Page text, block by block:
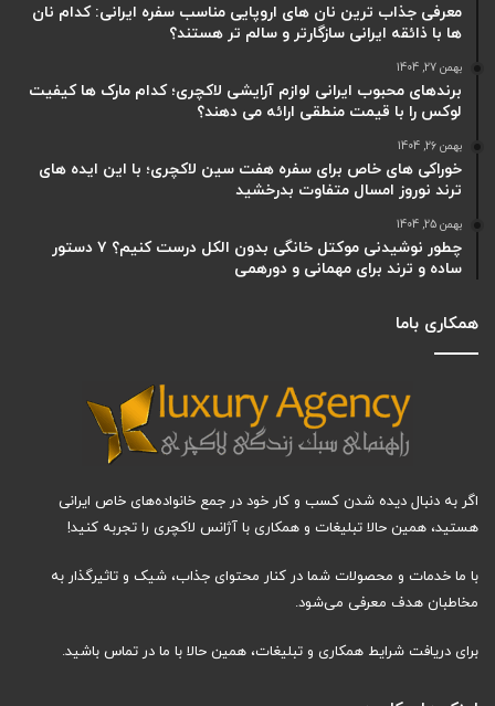
معرفی جذاب ترین نان های اروپایی مناسب سفره ایرانی: کدام نان
ها با ذائقه ایرانی سازگارتر و سالم تر هستند؟
بهمن 27, 1404
برندهای محبوب ایرانی لوازم آرایشی لاکچری؛ کدام مارک ها کیفیت
لوکس را با قیمت منطقی ارائه می دهند؟
بهمن 26, 1404
خوراکی های خاص برای سفره هفت سین لاکچری؛ با این ایده های
ترند نوروز امسال متفاوت بدرخشید
بهمن 25, 1404
چطور نوشیدنی موکتل خانگی بدون الکل درست کنیم؟ ۷ دستور
ساده و ترند برای مهمانی و دورهمی
همکاری باما
اگر به دنبال دیده شدن کسب و کار خود در جمع خانواده‌های خاص ایرانی
هستید، همین حالا تبلیغات و همکاری با آژانس لاکچری را تجربه کنید!
با ما خدمات و محصولات شما در کنار محتوای جذاب، شیک و تاثیرگذار به
مخاطبان هدف معرفی می‌شود.
برای دریافت شرایط همکاری و تبلیغات، همین حالا با ما در تماس باشید.